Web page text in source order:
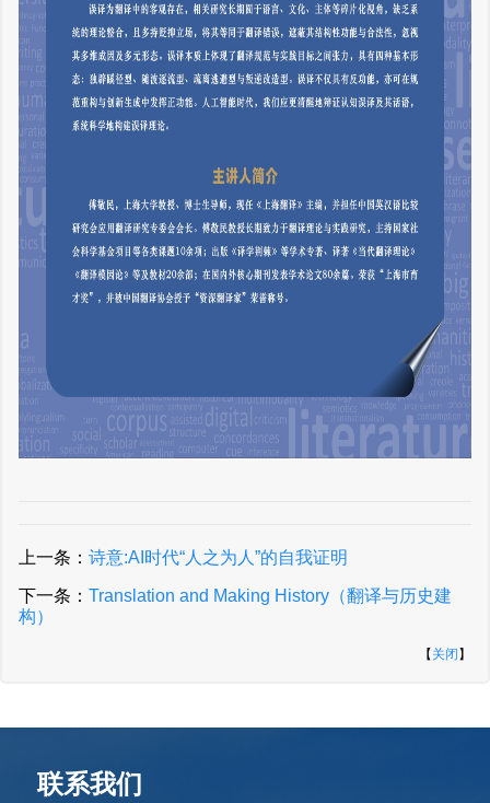
上一条： 诗意:AI时代“人之为人”的自我证明
下一条： Translation and Making History（翻译与历史建
构）
【 关闭 】
联系我们